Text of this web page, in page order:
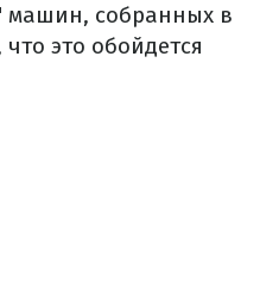
машин, собранных в
это обойдется